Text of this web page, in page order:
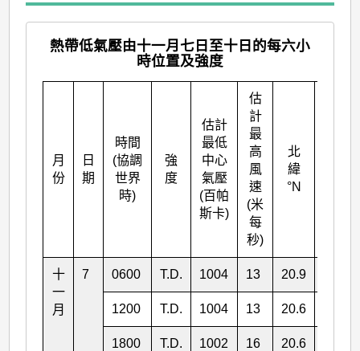
熱帶低氣壓由十一月七日至十日的每六小
時位置及強度
月
份
日
期
時間
(協調
世界
時)
強
度
估計
最低
中心
氣壓
(百帕
斯卡)
估
計
最
高
風
速
(米
每
秒)
北
緯
°N
十
一
月
7 0600 T.D. 1004 13 20.9
1200 T.D. 1004 13 20.6
1800 T.D. 1002 16 20.6